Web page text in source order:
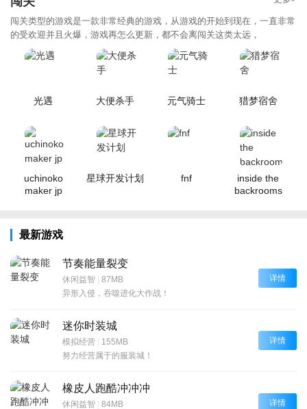
闯关类型的游戏是一款非常经典的游戏，从游戏的开始到现在，一直非常
的受欢迎并且火爆，游戏再怎么更新，都不会离闯关这类太远，
光遇 大便杀手 元气骑士 猎梦宿舍
uchinoko
maker jp
星球开发计划 fnf
inside the
backrooms
最新游戏
节奏能量裂变
休闲益智 | 87MB
异形入侵，吞噬进化大作战！
详情
迷你时装城
模拟经营 | 155MB
努力经营属于的服装城！
详情
橡皮人跑酷冲冲冲
休闲益智 | 84MB
详情